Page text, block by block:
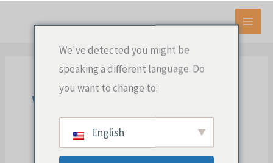
Wachstum hacken
We've detected you might be
speaking a different language. Do
you want to change to:
English